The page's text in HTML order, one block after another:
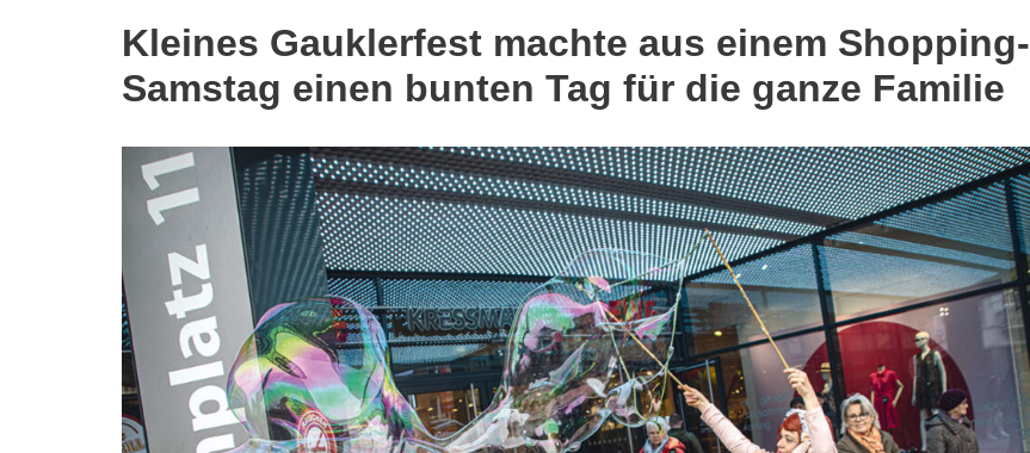
Kleines Gauklerfest machte aus einem Shopping-
Samstag einen bunten Tag für die ganze Familie